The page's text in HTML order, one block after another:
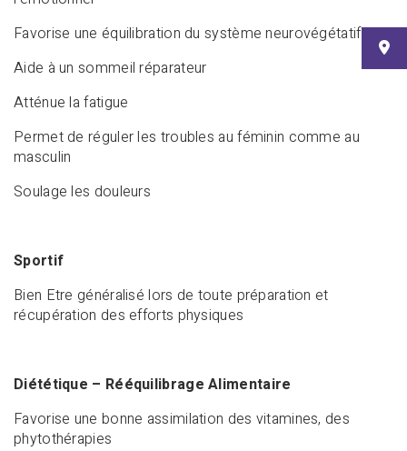
Favorise une équilibration du système neurovégétatif
Aide à un sommeil réparateur
Atténue la fatigue
Permet de réguler les troubles au féminin comme au
masculin
Soulage les douleurs
Sportif
Bien Etre généralisé lors de toute préparation et
récupération des efforts physiques
Diététique – Rééquilibrage Alimentaire
Favorise une bonne assimilation des vitamines, des
phytothérapies